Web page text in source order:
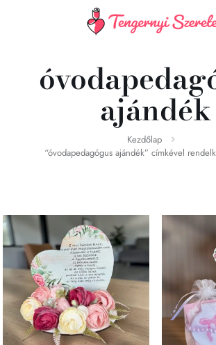
ajándék
Kezdőlap
“óvodapedagógus ajándék” címkével